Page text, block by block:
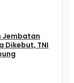
Jembatan
Dikebut, TNI